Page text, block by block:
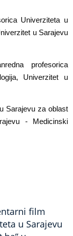
Univerziteta u
u Sarajevu
profesorica
Univerzitet u
Sarajevu za oblast
- Medicinski
film
u Sarajevu